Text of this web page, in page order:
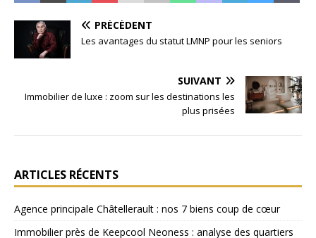
PRÉCÉDENT
Les avantages du statut LMNP pour les seniors
SUIVANT
Immobilier de luxe : zoom sur les destinations les
plus prisées
ARTICLES RÉCENTS
Agence principale Châtellerault : nos 7 biens coup de cœur
Immobilier près de Keepcool Neoness : analyse des quartiers